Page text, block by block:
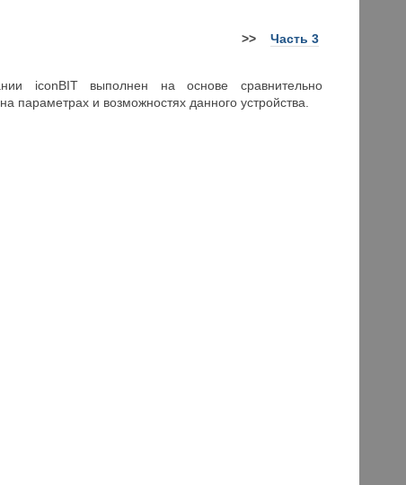
>> Часть 3
iconBIT выполнен на основе сравнительно
параметрах и возможностях данного устройства.